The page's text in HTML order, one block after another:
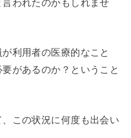
われたのかもしれませ
利用者の医療的なこと
があるのか？ということ
この状況に何度も出会い